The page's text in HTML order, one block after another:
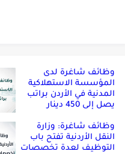
وظائف شاغرة لدى
المؤسسة الاستهلاكية
المدنية في الأردن براتب
يصل إلى 450 دينار
وظائف شاغرة: وزارة
النقل الأردنية تفتح باب
التوظيف لعدة تخصصات